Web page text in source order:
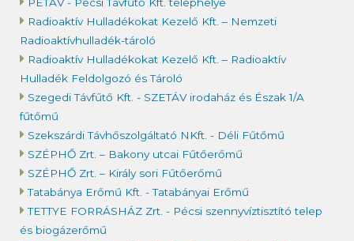
Radioaktív Hulladékokat Kezelő Kft. – Nemzeti
Radioaktívhulladék-tároló
Radioaktív Hulladékokat Kezelő Kft. – Radioaktív
Hulladék Feldolgozó és Tároló
Szegedi Távfűtő Kft. - SZETÁV irodaház és Észak 1/A
fűtőmű
Szekszárdi Távhőszolgáltató NKft. - Déli Fűtőmű
SZÉPHŐ Zrt. – Bakony utcai Fűtőerőmű
SZÉPHŐ Zrt. – Király sori Fűtőerőmű
Tatabánya Erőmű Kft. - Tatabányai Erőmű
TETTYE FORRÁSHÁZ Zrt. - Pécsi szennyvíztisztító telep
és biogázerőmű